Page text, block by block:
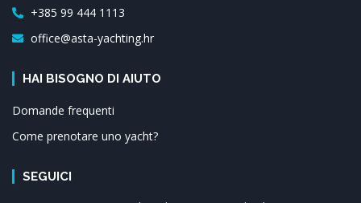
+385 99 444 1113
office@asta-yachting.hr
HAI BISOGNO DI AIUTO
Domande frequenti
Come prenotare uno yacht?
SEGUICI